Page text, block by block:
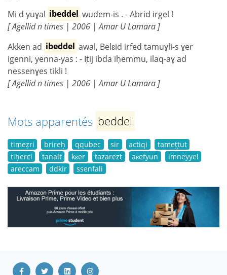
Mi d yuɣal ibeddel wudem-is . - Abrid irgel !
[ Agellid n times | 2006 | Amar U Lamara ]
Akken ad ibeddel awal, Belɛid irfed tamuɣli-s ɣer
igenni, yenna-yas : - Iṭij ibda iḥemmu, ilaq-aɣ ad
nessenɣes tikli !
[ Agellid n times | 2006 | Amar U Lamara ]
Mots apparentés beddel
timeẓri brireḥ qqubec sir actiqi
tameṭṭut
tiḥerci
tanalt kɛer tazarezt aɛefyun
imneyyel
areccam
ddkir ssenfali